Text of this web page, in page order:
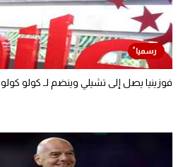
فوزينيا يصل إلى تشيلي وينضم لـ كولو كولو